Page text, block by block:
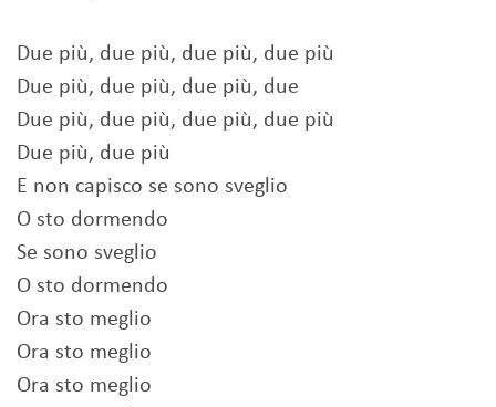
Due più, due più, due più, due più
Due più, due più, due più, due
Due più, due più, due più, due più
Due più, due più
E non capisco se sono sveglio
O sto dormendo
Se sono sveglio
O sto dormendo
Ora sto meglio
Ora sto meglio
Ora sto meglio